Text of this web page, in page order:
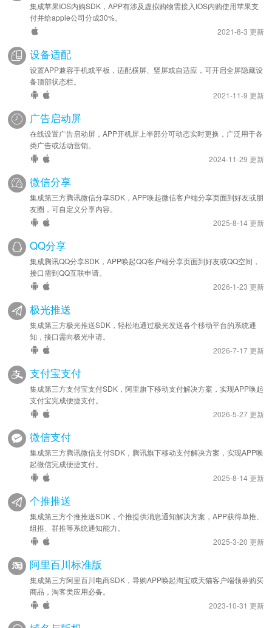
集成苹果IOS内购SDK，APP有涉及虚拟购物需接入IOS内购使用苹果支
付并给apple公司分成30%。
2021-8-3 更新
设备适配
设置APP兼容手机或平板，适配横屏、竖屏或自适应，可开启全屏隐藏设
备顶部状态栏。
2021-11-9 更新
广告启动屏
在线设置广告启动屏，APP开机屏上半部分可动态实时更换，广泛用于各
类广告或活动营销。
2024-11-29 更新
微信分享
集成第三方腾讯微信分享SDK，APP唤起微信客户端分享页面到好友或朋
友圈，可自定义分享内容。
2025-8-14 更新
QQ分享
集成腾讯QQ分享SDK，APP唤起QQ客户端分享页面到好友或QQ空间，
接口需到QQ互联申请。
2026-1-23 更新
极光推送
集成第三方极光推送SDK，轻松地通过极光发送各个移动平台的系统通
知，接口需向极光申请。
2026-7-17 更新
支付宝支付
集成第三方支付宝支付SDK，阿里旗下移动支付解决方案，实现APP唤起
支付宝完成便捷支付。
2026-5-27 更新
微信支付
集成第三方腾讯微信支付SDK，腾讯旗下移动支付解决方案，实现APP唤
起微信完成便捷支付。
2025-8-14 更新
个推推送
集成第三方个推推送SDK，个推提供消息通知解决方案，APP获得单推、
组推、群推等系统通知能力。
2025-3-20 更新
阿里百川标准版
集成第三方阿里百川电商SDK，导购APP唤起淘宝或天猫客户端领券购买
商品，淘客类应用必备。
2023-10-31 更新